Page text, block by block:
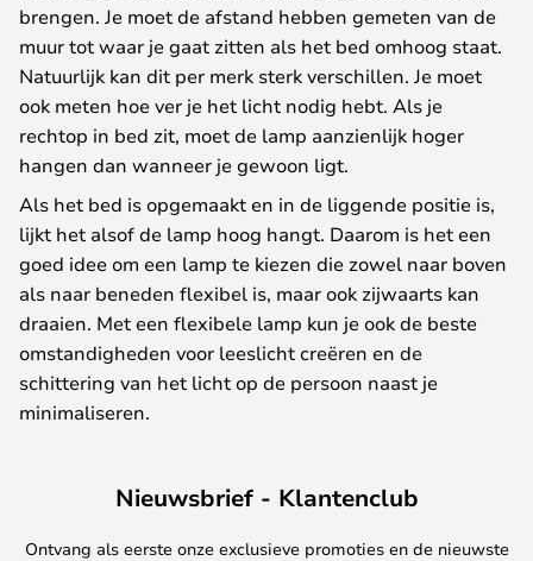
brengen. Je moet de afstand hebben gemeten van de
muur tot waar je gaat zitten als het bed omhoog staat.
Natuurlijk kan dit per merk sterk verschillen. Je moet
ook meten hoe ver je het licht nodig hebt. Als je
rechtop in bed zit, moet de lamp aanzienlijk hoger
hangen dan wanneer je gewoon ligt.
Als het bed is opgemaakt en in de liggende positie is,
lijkt het alsof de lamp hoog hangt. Daarom is het een
goed idee om een lamp te kiezen die zowel naar boven
als naar beneden flexibel is, maar ook zijwaarts kan
draaien. Met een flexibele lamp kun je ook de beste
omstandigheden voor leeslicht creëren en de
schittering van het licht op de persoon naast je
minimaliseren.
Nieuwsbrief - Klantenclub
Ontvang als eerste onze exclusieve promoties en de nieuwste